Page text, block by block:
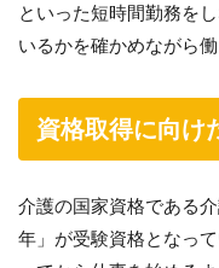
といった短時間勤務を
いるかを確かめながら
資格取得に向け
介護の国家資格である
年」が受験資格となっ